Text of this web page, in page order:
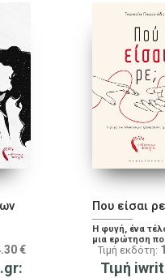
€
Που είσαι
Η φυγή, ένα
μια ερώτηση
μετέωρη...
Τιμή εκδότη:
Τιμή